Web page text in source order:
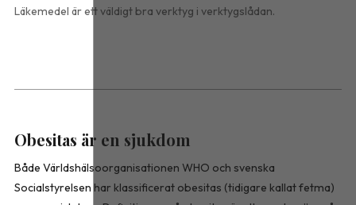
Läkemedel är ett väldigt bra verktyg i verktygs­lådan.
Obesitas är en sjukdom
Både Världshälso­organisationen WHO och svenska
Socialstyrelsen har klassificerat obesitas (tidigare kallat fetma)